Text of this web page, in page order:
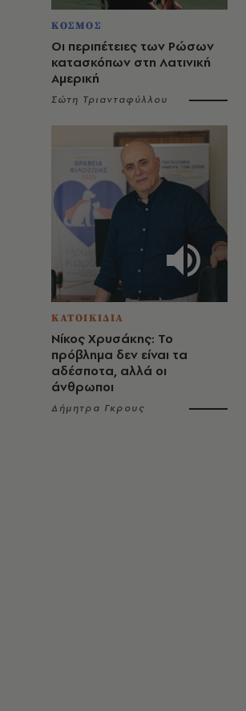
ΚΟΣΜΟΣ
Οι περιπέτειες των Ρώσων
κατασκόπων στη Λατινική
Αμερική
Σώτη Τριανταφύλλου
ΚΑΤΟΙΚΙΔΙΑ
Νίκος Χρυσάκης: Το
πρόβλημα δεν είναι τα
αδέσποτα, αλλά οι
άνθρωποι
Δήμητρα Γκρους